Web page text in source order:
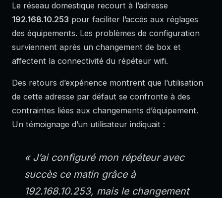
Le réseau domestique recourt à l’adresse
192.168.10.253 pour faciliter l’accès aux réglages
des équipements. Les problèmes de configuration
surviennent après un changement de box et
affectent la connectivité du répéteur wifi.
Des retours d’expérience montrent que l’utilisation
de cette adresse par défaut se confronte à des
contraintes liées aux changements d’équipement.
Un témoignage d’un utilisateur indiquait :
« J’ai configuré mon répéteur avec
succès ce matin grâce à
192.168.10.253, mais le changement